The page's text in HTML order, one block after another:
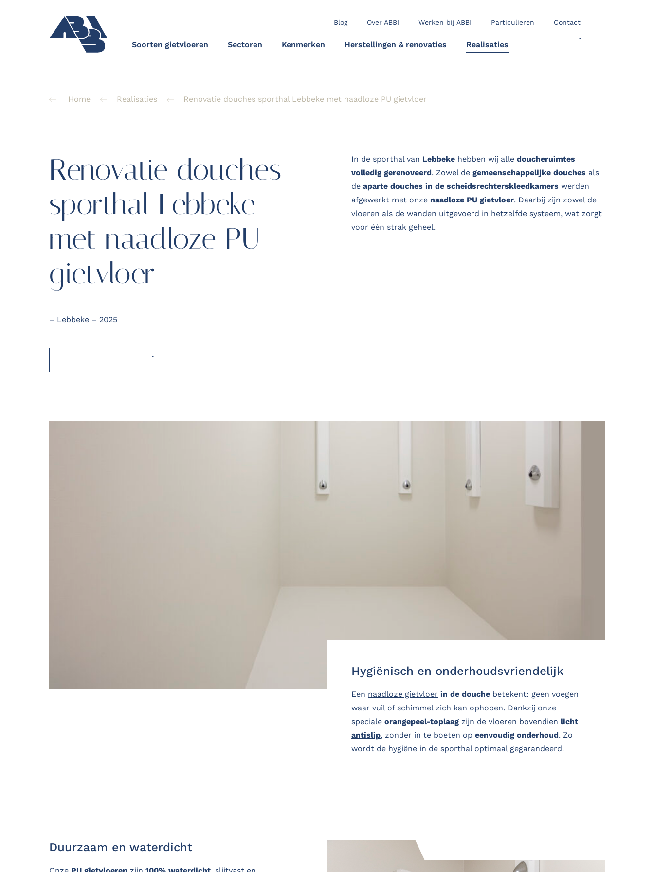
Blog Over ABBI Werken bij ABBI Particulieren Contact
Soorten gietvloeren Sectoren Kenmerken Herstellingen & renovaties Realisaties
Home Realisaties Renovatie douches sporthal Lebbeke met naadloze PU gietvloer
Renovatie douches
sporthal Lebbeke
met naadloze PU
gietvloer
– Lebbeke – 2025
In de sporthal van Lebbeke hebben wij alle doucheruimtes
volledig gerenoveerd. Zowel de gemeenschappelijke douches als
de aparte douches in de scheidsrechterskleedkamers werden
afgewerkt met onze naadloze PU gietvloer. Daarbij zijn zowel de
vloeren als de wanden uitgevoerd in hetzelfde systeem, wat zorgt
voor één strak geheel.
Hygiënisch en onderhoudsvriendelijk
Een naadloze gietvloer in de douche betekent: geen voegen
waar vuil of schimmel zich kan ophopen. Dankzij onze
speciale orangepeel-toplaag zijn de vloeren bovendien licht
antislip, zonder in te boeten op eenvoudig onderhoud. Zo
wordt de hygiëne in de sporthal optimaal gegarandeerd.
Duurzaam en waterdicht